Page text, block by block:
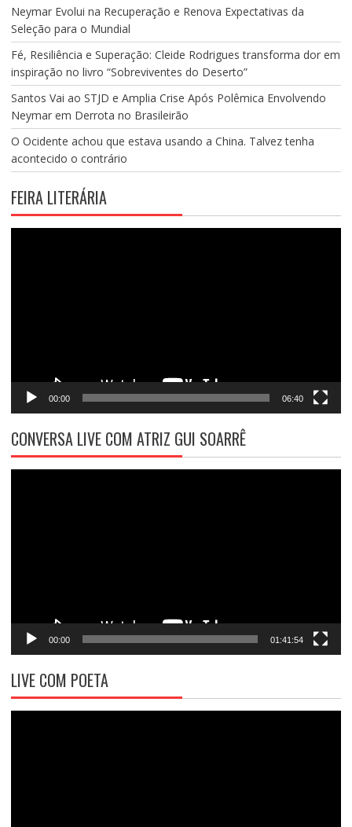
Neymar Evolui na Recuperação e Renova Expectativas da
Seleção para o Mundial
Fé, Resiliência e Superação: Cleide Rodrigues transforma dor em
inspiração no livro “Sobreviventes do Deserto”
Santos Vai ao STJD e Amplia Crise Após Polêmica Envolvendo
Neymar em Derrota no Brasileirão
O Ocidente achou que estava usando a China. Talvez tenha
acontecido o contrário
FEIRA LITERÁRIA
00:00 06:40
CONVERSA LIVE COM ATRIZ GUI SOARRÊ
00:00 01:41:54
LIVE COM POETA